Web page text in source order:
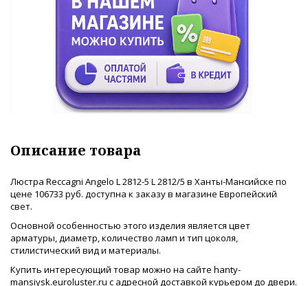
Описание товара
Люстра Reccagni Angelo L 2812-5 L 2812/5 в Ханты-Мансийске по
цене 106733 руб. доступна к заказу в магазине Европейский
свет.
Основной особенностью этого изделия является цвет
арматуры, диаметр, количество ламп и тип цоколя,
стилистический вид и материалы.
Купить интересующий товар можно на сайте hanty-
mansiysk.euroluster.ru с адресной доставкой курьером до двери.